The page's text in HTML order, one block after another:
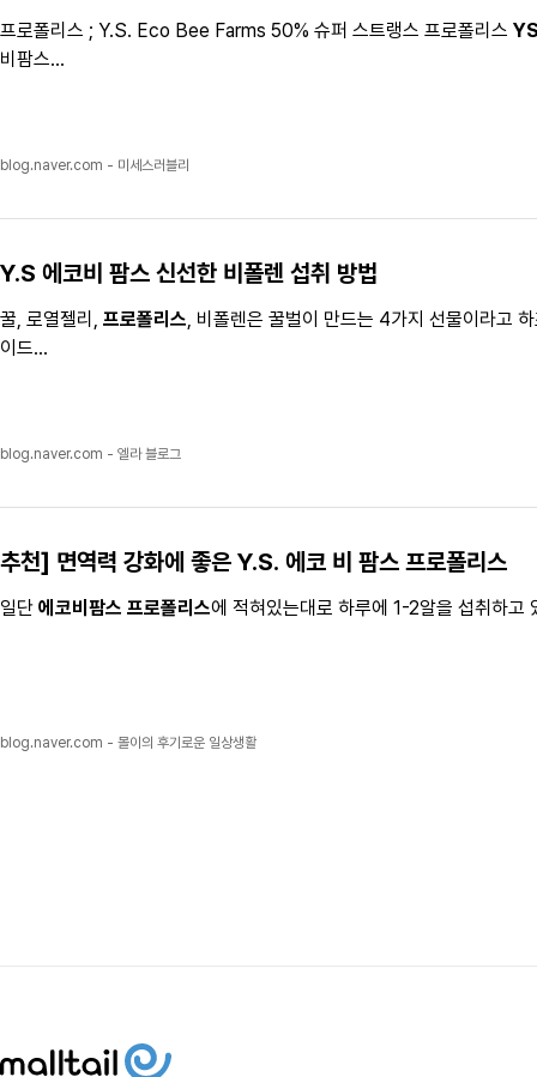
프로폴리스 ; Y.S. Eco Bee Farms 50% 슈퍼 스트랭스 프로폴리스
비팜스...
blog.naver.com - 미세스러블리
Y.S 에코비 팜스 신선한 비폴렌 섭취 방법
꿀, 로열젤리, 프로폴리스 , 비폴렌은 꿀벌이 만드는 4가지 선물이라고
이드...
blog.naver.com - 엘라 블로그
추천] 면역력 강화에 좋은 Y.S. 에코 비 팜스 프로폴리스
일단 에코비팜스 프로폴리스에 적혀있는대로 하루에 1-2알을 섭취하
blog.naver.com - 몰이의 후기로운 일상생활